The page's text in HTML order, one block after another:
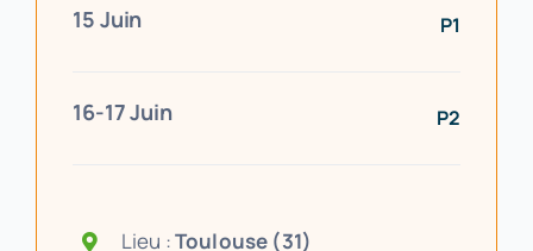
15 Juin P1
16-17 Juin P2
Lieu :Toulouse (31)